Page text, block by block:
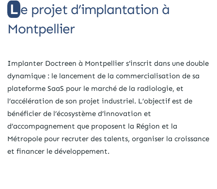
Le projet d’implantation à
Montpellier
Implanter Doctreen à Montpellier s’inscrit dans une double
dynamique : le lancement de la commercialisation de sa
plateforme SaaS pour le marché de la radiologie, et
l’accélération de son projet industriel. L’objectif est de
bénéficier de l’écosystème d’innovation et
d’accompagnement que proposent la Région et la
Métropole pour recruter des talents, organiser la croissance
et financer le développement.